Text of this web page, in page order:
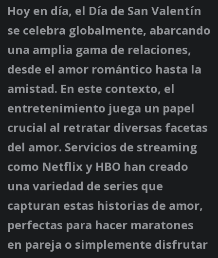
Hoy en día, el Día de San Valentín
se celebra globalmente, abarcando
una amplia gama de relaciones,
desde el amor romántico hasta la
amistad. En este contexto, el
entretenimiento juega un papel
crucial al retratar diversas facetas
del amor. Servicios de streaming
como Netflix y HBO han creado
una variedad de series que
capturan estas historias de amor,
perfectas para hacer maratones
en pareja o simplemente disfrutar